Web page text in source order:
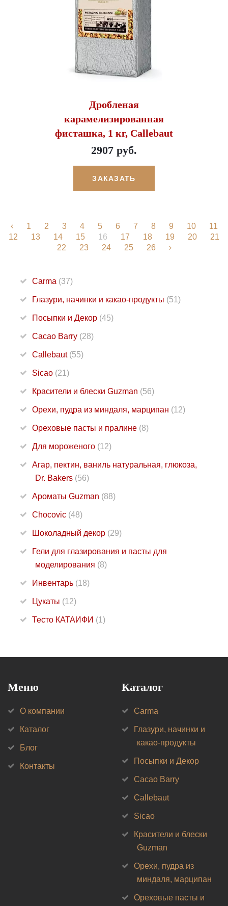
Дробленая
карамелизированная
фисташка, 1 кг, Callebaut
2907 руб.
ЗАКАЗАТЬ
1 2 3 4 5 6 7 8 9 10
11
12
13 14 15 16 17 18 19 20
21
22
23 24 25 26
Carma (37)
Глазури, начинки и какао-продукты (51)
Посыпки и Декор (45)
Cacao Barry (28)
Callebaut (55)
Sicao (21)
Красители и блески Guzman (56)
Орехи, пудра из миндаля, марципан (12)
Ореховые пасты и пралине (8)
Для мороженого (12)
Агар, пектин, ваниль натуральная, глюкоза,
Dr. Bakers (56)
Ароматы Guzman (88)
Chocovic (48)
Шоколадный декор (29)
Гели для глазирования и пасты для
моделирования (8)
Инвентарь (18)
Цукаты (12)
Тесто КАТАИФИ (1)
Меню
О компании
Каталог
Блог
Контакты
Каталог
Carma
Глазури, начинки и
какао-продукты
Посыпки и Декор
Cacao Barry
Callebaut
Sicao
Красители и блески
Guzman
Орехи, пудра из
миндаля, марципан
Ореховые пасты и